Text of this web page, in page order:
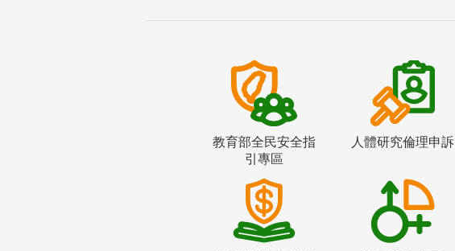
教育部全民安全指
引專區
人體研究倫理申訴